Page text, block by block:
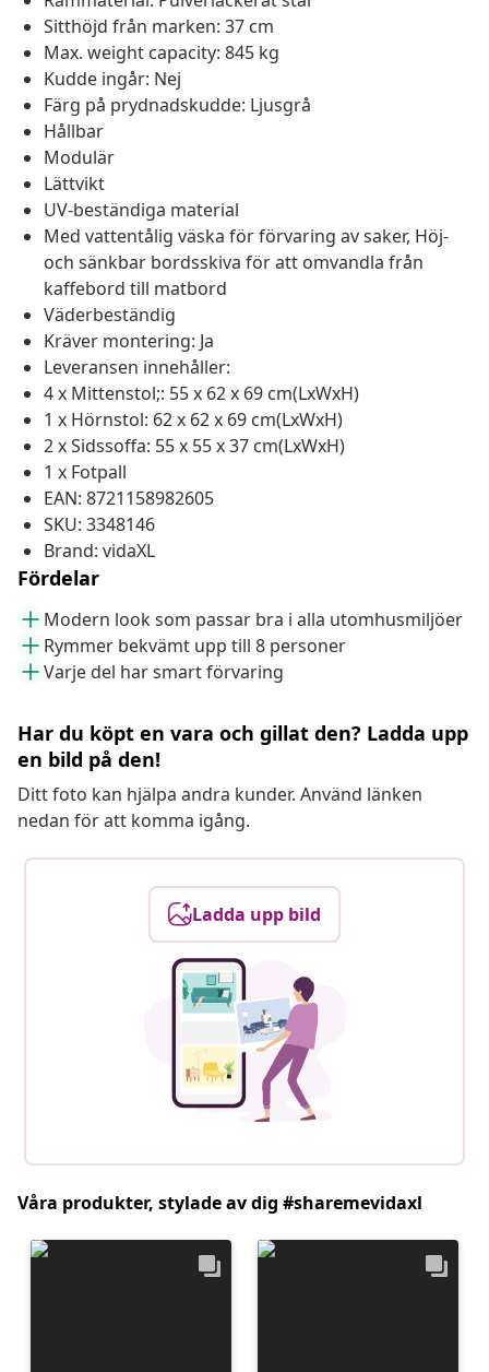
Sitthöjd från marken: 37 cm
Max. weight capacity: 845 kg
Kudde ingår: Nej
Färg på prydnadskudde: Ljusgrå
Hållbar
Modulär
Lättvikt
UV-beständiga material
Med vattentålig väska för förvaring av saker, Höj-
och sänkbar bordsskiva för att omvandla från
kaffebord till matbord
Väderbeständig
Kräver montering: Ja
Leveransen innehåller:
4 x Mittenstol;: 55 x 62 x 69 cm(LxWxH)
1 x Hörnstol: 62 x 62 x 69 cm(LxWxH)
2 x Sidssoffa: 55 x 55 x 37 cm(LxWxH)
1 x Fotpall
EAN: 8721158982605
SKU: 3348146
Brand: vidaXL
Fördelar
Modern look som passar bra i alla utomhusmiljöer
Rymmer bekvämt upp till 8 personer
Varje del har smart förvaring
Har du köpt en vara och gillat den? Ladda upp
en bild på den!
Ditt foto kan hjälpa andra kunder. Använd länken
nedan för att komma igång.
Ladda upp bild
Våra produkter, stylade av dig #sharemevidaxl